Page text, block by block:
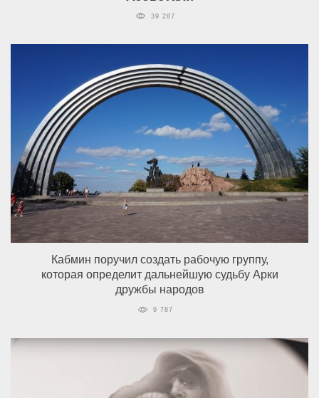
39 287
Кабмин поручил создать рабочую группу,
которая определит дальнейшую судьбу Арки
дружбы народов
9 787